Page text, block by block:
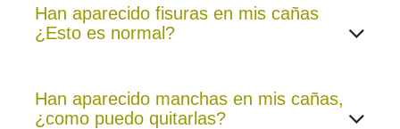
Han aparecido fisuras en mis cañas
¿Esto es normal?
Han aparecido manchas en mis cañas,
¿como puedo quitarlas?